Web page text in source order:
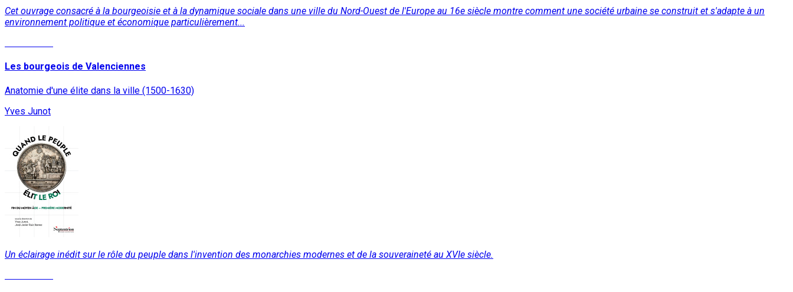
Cet ouvrage consacré à la bourgeoisie et à la dynamique sociale dans une ville du Nord-Ouest de l'Europe au 16e siècle montre comment une société urbaine se construit et s'adapte à un
environnement politique et économique particulièrement...
Les bourgeois de Valenciennes
Anatomie d'une élite dans la ville (1500-1630)
Yves Junot
Un éclairage inédit sur le rôle du peuple dans l'invention des monarchies modernes et de la souveraineté au XVIe siècle.